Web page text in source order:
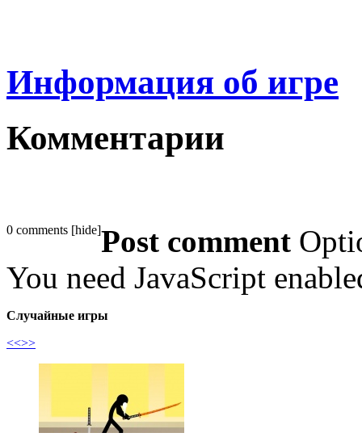
Информация об игре
Комментарии
0 comments [hide]Post comment
You need JavaScript
Случайные игры
<<>>